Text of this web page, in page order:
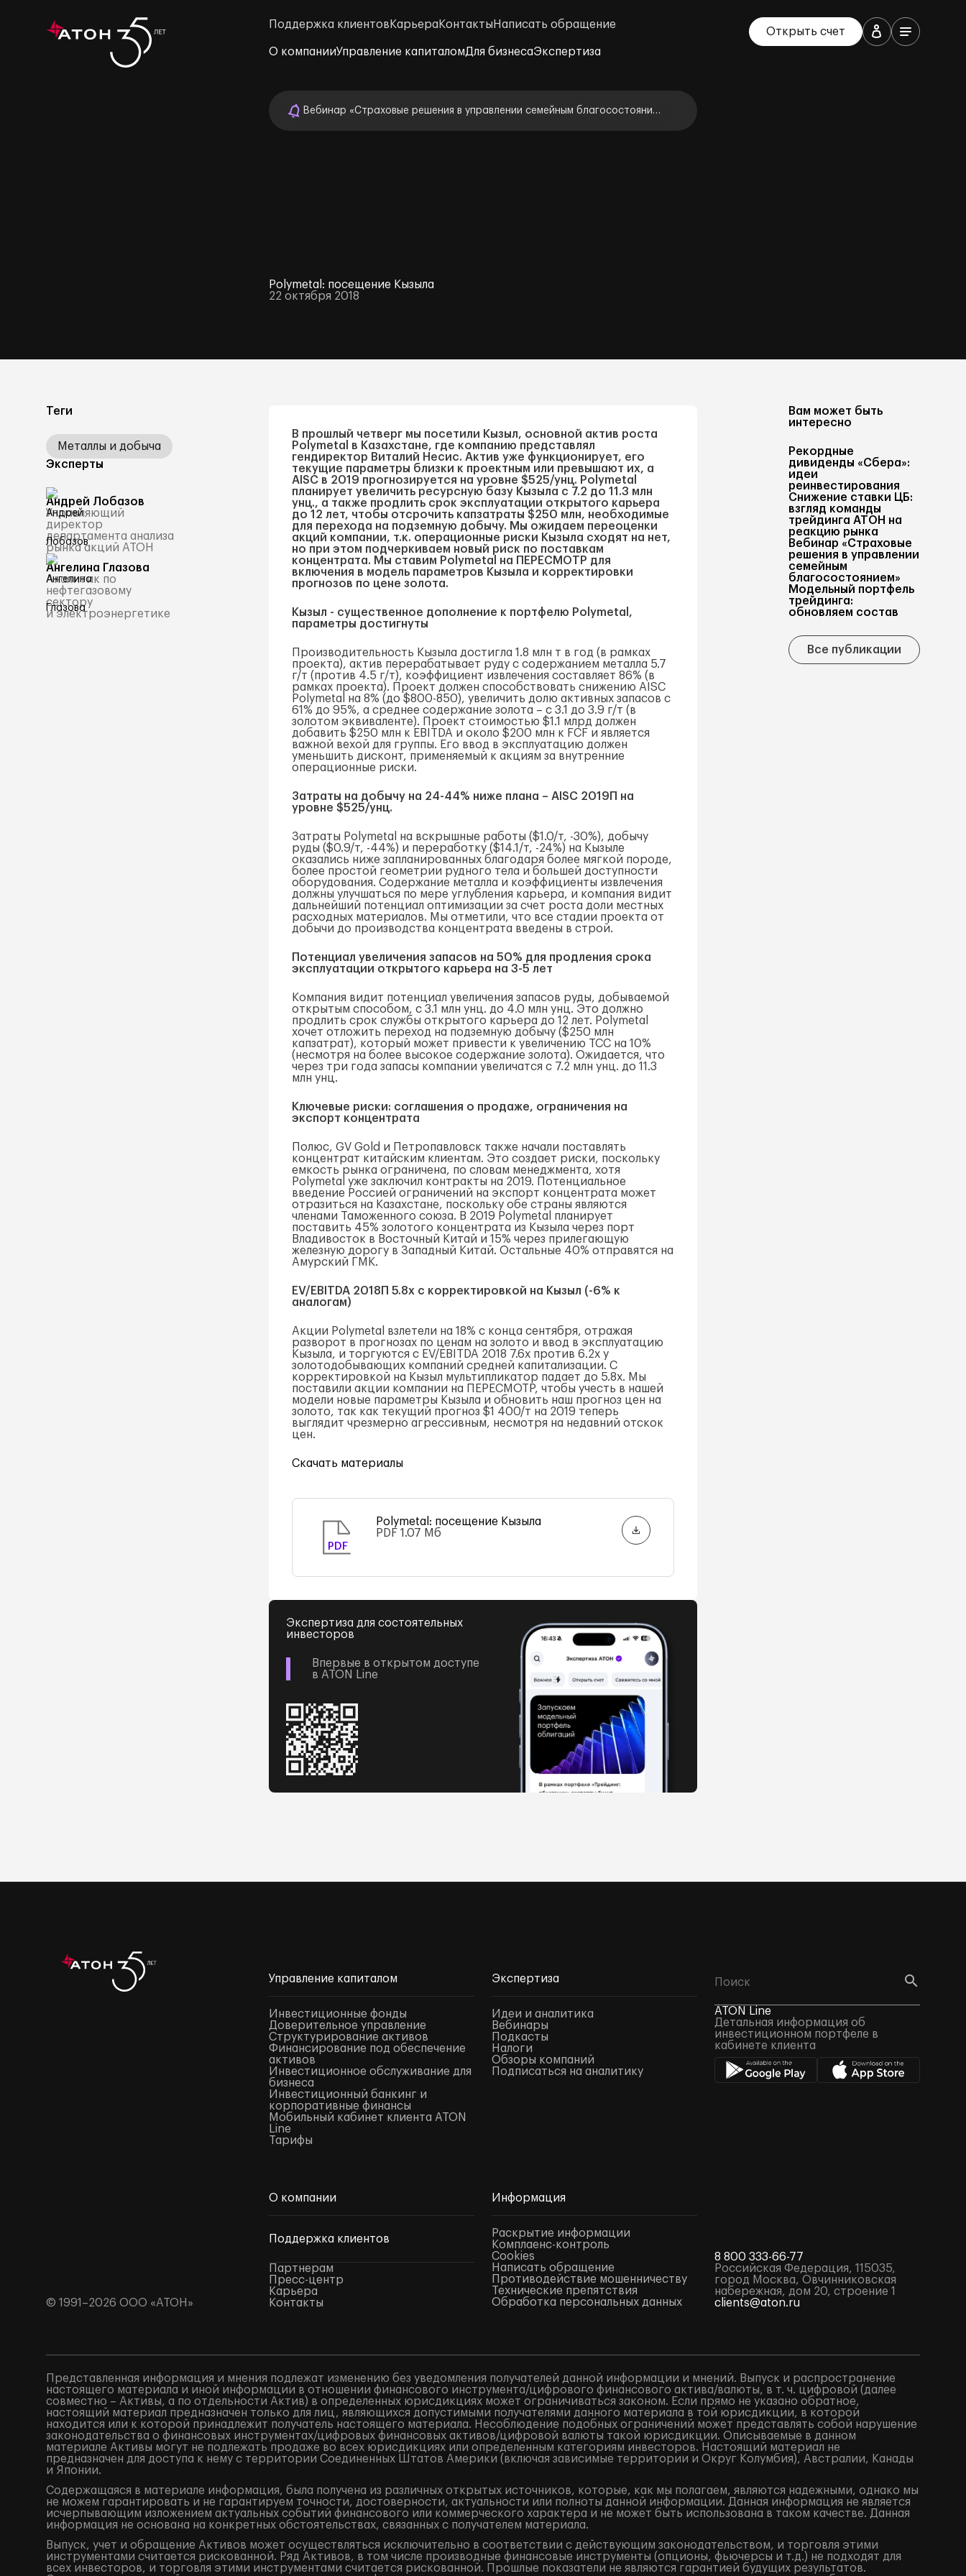
Поддержка клиентов Карьера Контакты Написать обращение
О компанииУправление капиталомДля бизнесаЭкспертиза
Открыть счет
Вебинар «Страховые решения в управлении семейным благосостояние
Polymetal: посещение Кызыла
22 октября 2018
Теги
Металлы и добыча
Эксперты
Андрей Лобазов
Управляющий
директор
департамента анализа
рынка акций АТОН
Ангелина Глазова
Аналитик по
нефтегазовому
сектору
и электроэнергетике
В прошлый четверг мы посетили Кызыл, основной актив роста
Polymetal в Казахстане, где компанию представлял
гендиректор Виталий Несис. Актив уже функционирует, его
текущие параметры близки к проектным или превышают их, а
AISC в 2019 прогнозируется на уровне $525/унц. Polymetal
планирует увеличить ресурсную базу Кызыла с 7.2 до 11.3 млн
унц., а также продлить срок эксплуатации открытого карьера
до 12 лет, чтобы отсрочить капзатраты $250 млн, необходимые
для перехода на подземную добычу. Мы ожидаем переоценки
акций компании, т.к. операционные риски Кызыла сходят на нет,
но при этом подчеркиваем новый риск по поставкам
концентрата. Мы ставим Polymetal на ПЕРЕСМОТР для
включения в модель параметров Кызыла и корректировки
прогнозов по цене золота.
Кызыл - существенное дополнение к портфелю Polymetal,
параметры достигнуты
Производительность Кызыла достигла 1.8 млн т в год (в рамках
проекта), актив перерабатывает руду с содержанием металла 5.7
г/т (против 4.5 г/т), коэффициент извлечения составляет 86% (в
рамках проекта). Проект должен способствовать снижению AISC
Polymetal на 8% (до $800-850), увеличить долю активных запасов с
61% до 95%, а среднее содержание золота – с 3.1 до 3.9 г/т (в
золотом эквиваленте). Проект стоимостью $1.1 млрд должен
добавить $250 млн к EBITDA и около $200 млн к FCF и является
важной вехой для группы. Его ввод в эксплуатацию должен
уменьшить дисконт, применяемый к акциям за внутренние
операционные риски.
Затраты на добычу на 24-44% ниже плана – AISC 2019П на
уровне $525/унц.
Затраты Polymetal на вскрышные работы ($1.0/т, -30%), добычу
руды ($0.9/т, -44%) и переработку ($14.1/т, -24%) на Кызыле
оказались ниже запланированных благодаря более мягкой породе,
более простой геометрии рудного тела и большей доступности
оборудования. Содержание металла и коэффициенты извлечения
должны улучшаться по мере углубления карьера, и компания видит
дальнейший потенциал оптимизации за счет роста доли местных
расходных материалов. Мы отметили, что все стадии проекта от
добычи до производства концентрата введены в строй.
Потенциал увеличения запасов на 50% для продления срока
эксплуатации открытого карьера на 3-5 лет
Компания видит потенциал увеличения запасов руды, добываемой
открытым способом, с 3.1 млн унц. до 4.0 млн унц. Это должно
продлить срок службы открытого карьера до 12 лет. Polymetal
хочет отложить переход на подземную добычу ($250 млн
капзатрат), который может привести к увеличению TCC на 10%
(несмотря на более высокое содержание золота). Ожидается, что
через три года запасы компании увеличатся с 7.2 млн унц. до 11.3
млн унц.
Ключевые риски: соглашения о продаже, ограничения на
экспорт концентрата
Полюс, GV Gold и Петропавловск также начали поставлять
концентрат китайским клиентам. Это создает риски, поскольку
емкость рынка ограничена, по словам менеджмента, хотя
Polymetal уже заключил контракты на 2019. Потенциальное
введение Россией ограничений на экспорт концентрата может
отразиться на Казахстане, поскольку обе страны являются
членами Таможенного союза. В 2019 Polymetal планирует
поставить 45% золотого концентрата из Кызыла через порт
Владивосток в Восточный Китай и 15% через прилегающую
железную дорогу в Западный Китай. Остальные 40% отправятся на
Амурский ГМК.
EV/EBITDA 2018П 5.8x с корректировкой на Кызыл (-6% к
аналогам)
Акции Polymetal взлетели на 18% с конца сентября, отражая
разворот в прогнозах по ценам на золото и ввод в эксплуатацию
Кызыла, и торгуются с EV/EBITDA 2018 7.6x против 6.2x у
золотодобывающих компаний средней капитализации. С
корректировкой на Кызыл мультипликатор падает до 5.8x. Мы
поставили акции компании на ПЕРЕСМОТР, чтобы учесть в нашей
модели новые параметры Кызыла и обновить наш прогноз цен на
золото, так как текущий прогноз $1 400/т на 2019 теперь
выглядит чрезмерно агрессивным, несмотря на недавний отскок
цен.
Скачать материалы
PDF
Polymetal: посещение Кызыла
PDF 1.07 Мб
Экспертиза для состоятельных
инвесторов
Впервые в открытом доступе
в ATON Line
Вам может быть
интересно
Рекордные
дивиденды «Сбера»:
идеи
реинвестирования
Снижение ставки ЦБ:
взгляд команды
трейдинга АТОН на
реакцию рынка
Вебинар «Страховые
решения в управлении
семейным
благосостоянием»
Модельный портфель
трейдинга:
обновляем состав
Все публикации
© 1991–2026 ООО «АТОН»
Управление капиталом
Инвестиционные фонды
Доверительное управление
Структурирование активов
Финансирование под обеспечение
активов
Инвестиционное обслуживание для
бизнеса
Инвестиционный банкинг и
корпоративные финансы
Мобильный кабинет клиента ATON
Line
Тарифы
Экспертиза
Идеи и аналитика
Вебинары
Подкасты
Налоги
Обзоры компаний
Подписаться на аналитику
О компании
Поддержка клиентов
Партнерам
Пресс-центр
Карьера
Контакты
Информация
Раскрытие информации
Комплаенс-контроль
Cookies
Написать обращение
Противодействие мошенничеству
Технические препятствия
Обработка персональных данных
ATON Line
Детальная информация об
инвестиционном портфеле в
кабинете клиента
8 800 333-66-77
Российская Федерация, 115035,
город Москва, Овчинниковская
набережная, дом 20, строение 1
clients@aton.ru
Представленная информация и мнения подлежат изменению без уведомления получателей данной информации и мнений. Выпуск и распространение
настоящего материала и иной информации в отношении финансового инструмента/цифрового финансового актива/валюты, в т. ч. цифровой (далее
совместно – Активы, а по отдельности Актив) в определенных юрисдикциях может ограничиваться законом. Если прямо не указано обратное,
настоящий материал предназначен только для лиц, являющихся допустимыми получателями данного материала в той юрисдикции, в которой
находится или к которой принадлежит получатель настоящего материала. Несоблюдение подобных ограничений может представлять собой нарушение
законодательства о финансовых инструментах/цифровых финансовых активов/цифровой валюты такой юрисдикции. Описываемые в данном
материале Активы могут не подлежать продаже во всех юрисдикциях или определенным категориям инвесторов. Настоящий материал не
предназначен для доступа к нему с территории Соединенных Штатов Америки (включая зависимые территории и Округ Колумбия), Австралии, Канады
и Японии.
Содержащаяся в материале информация, была получена из различных открытых источников, которые, как мы полагаем, являются надежными, однако мы
не можем гарантировать и не гарантируем точности, достоверности, актуальности или полноты данной информации. Данная информация не является
исчерпывающим изложением актуальных событий финансового или коммерческого характера и не может быть использована в таком качестве. Данная
информация не основана на конкретных обстоятельствах, связанных с получателем материала.
Выпуск, учет и обращение Активов может осуществляться исключительно в соответствии с действующим законодательством, и торговля этими
инструментами считается рискованной. Ряд Активов, в том числе производные финансовые инструменты (опционы, фьючерсы и т.д.) не подходят для
всех инвесторов, и торговля этими инструментами считается рискованной. Прошлые показатели не являются гарантией будущих результатов.